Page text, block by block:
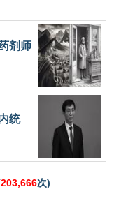
剂师
统
203,666次)